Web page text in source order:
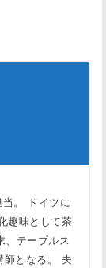
。 ドイツに
趣味として茶
、テーブルス
師となる。 夫